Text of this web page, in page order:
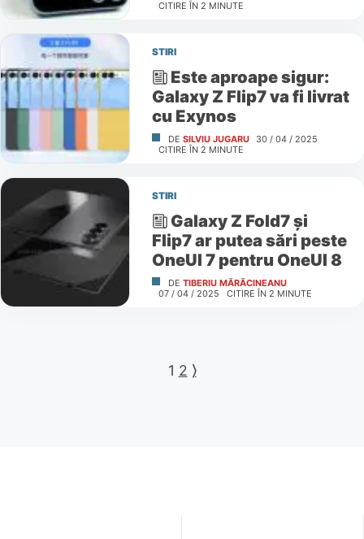
CITIRE ÎN 2 MINUTE
STIRI
Este aproape sigur:
Galaxy Z Flip7 va fi livrat
cu Exynos
DE SILVIU JUGARU
30 / 04 / 2025
CITIRE ÎN 2 MINUTE
STIRI
Galaxy Z Fold7 și
Flip7 ar putea sări peste
OneUI 7 pentru OneUI 8
DE TIBERIU MĂRĂCINEANU
07 / 04 / 2025
CITIRE ÎN 2 MINUTE
1 2 ⟩